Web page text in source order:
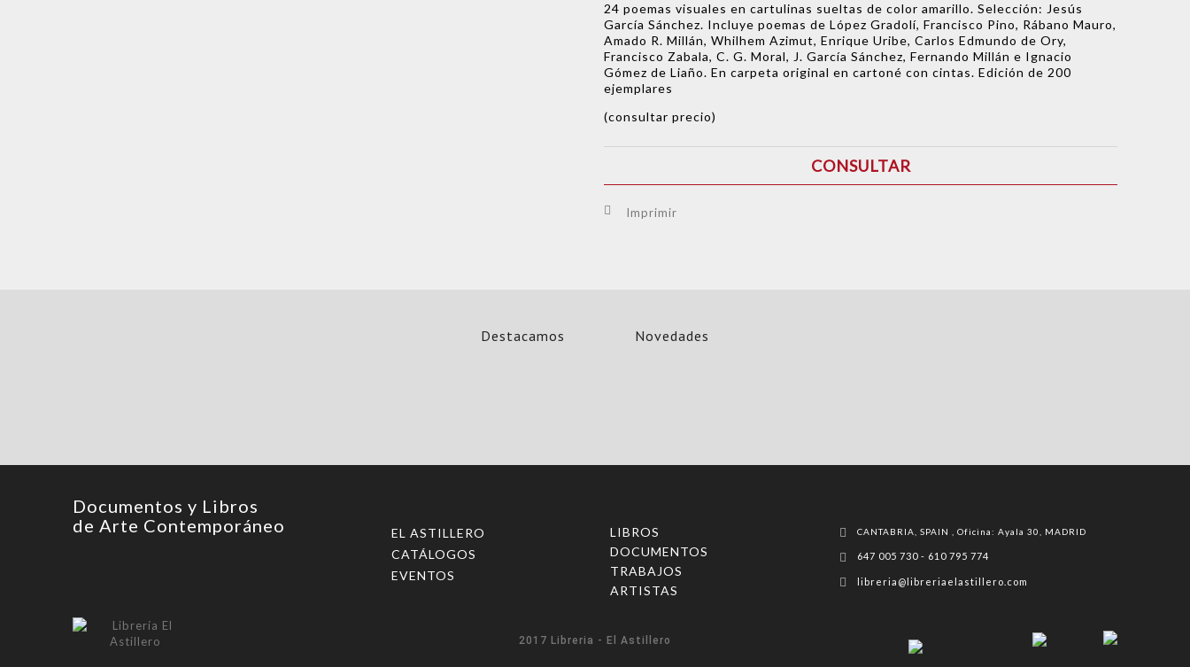
24 poemas visuales en cartulinas sueltas de color amarillo. Selección: Jesús
García Sánchez. Incluye poemas de López Gradolí, Francisco Pino, Rábano Mauro,
Amado R. Millán, Whilhem Azimut, Enrique Uribe, Carlos Edmundo de Ory,
Francisco Zabala, C. G. Moral, J. García Sánchez, Fernando Millán e Ignacio
Gómez de Liaño. En carpeta original en cartoné con cintas. Edición de 200
ejemplares
(consultar precio)
CONSULTAR
Imprimir
Destacamos Novedades
Documentos y Libros
de Arte Contemporáneo
EL ASTILLERO
CATÁLOGOS
EVENTOS
LIBROS
DOCUMENTOS
TRABAJOS
ARTISTAS
2017 Libreria - El Astillero
CANTABRIA, SPAIN , Oficina: Ayala 30, MADRID
647 005 730 - 610 795 774
libreria@libreriaelastillero.com